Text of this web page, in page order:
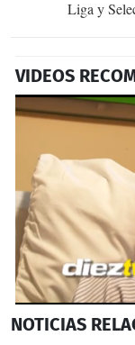
Liga y
VIDEOS
seconds
NOTICIAS